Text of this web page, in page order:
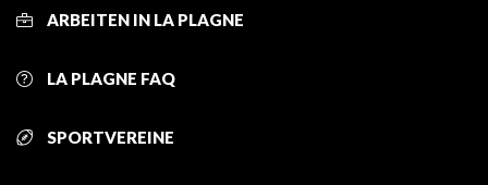
ARBEITEN IN LA PLAGNE
LA PLAGNE FAQ
SPORTVEREINE